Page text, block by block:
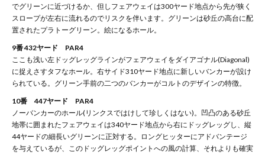
でグリーンに近づけるか、但しフェアウェイは300ヤード地点から先が狭く
スロープが左右に流れるのでリスクを伴います。グリーンは砂丘の高台に配
置されたプラトーグリーン。絵になるホール。
9番 432ヤード PAR4
ここも浅い左ドッグレッグラインがフェアウェイをダイアゴナル(Diagonal)
に捉えさすタフなホール。右サイド310ヤード地点に新しいバンカーが設け
られている。グリーン手前の二つのバンカーがコルトのデザインの特徴。
10番 447ヤード PAR4
ノーバンカーのホール(リンクスではけして珍しくはない)。凹凸のある砂丘
地帯に囲まれたフェアウェイは340ヤード地点から右にドッグレッグし、縦
44ヤードの細長いグリーンに正対する。ロングヒッターにアドバンテージ
を与えているが、このドッグレッグポイントへの風の計算、それよりも確実